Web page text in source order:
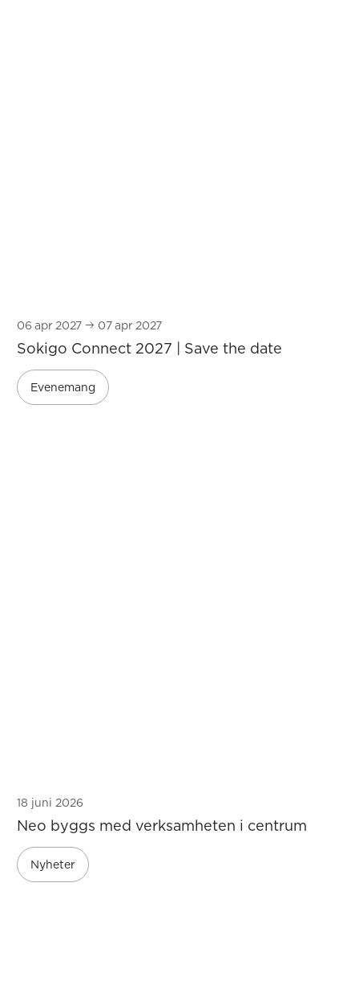
06 apr 2027 07 apr 2027
Sokigo Connect 2027 | Save the date
Evenemang
18 juni 2026
Neo byggs med verksamheten i centrum
Nyheter